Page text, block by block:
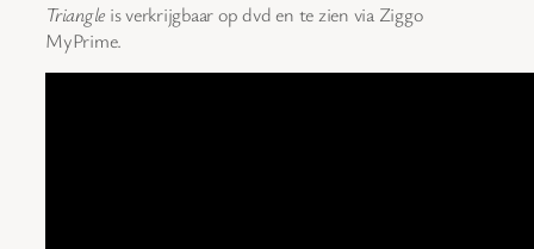
Triangle is verkrijgbaar op dvd en te zien via Ziggo
MyPrime.